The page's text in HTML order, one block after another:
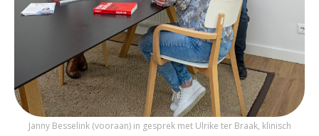
Janny Besselink (vooraan) in gesprek met Ulrike ter Braak, klinisch